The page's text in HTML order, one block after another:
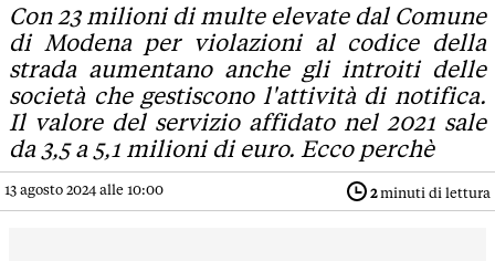
Con 23 milioni di multe elevate dal Comune
di Modena per violazioni al codice della
strada aumentano anche gli introiti delle
società che gestiscono l'attività di notifica.
Il valore del servizio affidato nel 2021 sale
da 3,5 a 5,1 milioni di euro. Ecco perchè
13 agosto 2024 alle 10:00 2minuti di lettura